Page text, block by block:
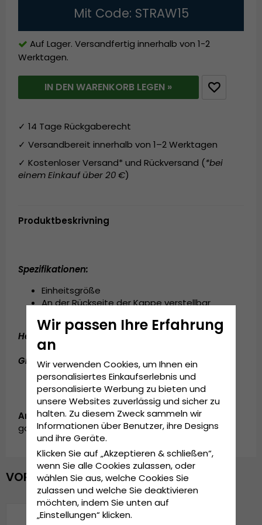
Mit Code: STRAW15
Auf Lager. Versandfertig innerhalb von 1-2
Werktagen.
IN DEN WARENKORB LEGEN »
✓ 14 Tage Rückgaberecht
✓ Versandbereit innerhalb von 1–2 Werktagen
✓ Kostenloser Versand* und Rückversand (*bei
einem Einkauf über 20 €)
Produktbeskrivning
Spezifikationen:
Einheitsgröße
An der Rückseite der Kappe verstellbar
Hergestellt aus:
Grösseninformationen:Einheitsgröße
Artikelnummer:
garda.truckercap.velvet.manhattanbridge.blk.MK1
VOR KURZEM ANGESEHEN
Wir passen Ihre Erfahrung
an
Wir verwenden Cookies, um Ihnen ein
personalisiertes Einkaufserlebnis und
personalisierte Werbung zu bieten und
unsere Websites zuverlässig und sicher zu
halten. Zu diesem Zweck sammeln wir
Informationen über Benutzer, ihre Designs
und ihre Geräte.
Klicken Sie auf „Akzeptieren & schließen“,
wenn Sie alle Cookies zulassen, oder
wählen Sie aus, welche Cookies Sie
zulassen und welche Sie deaktivieren
möchten, indem Sie unten auf
„Einstellungen“ klicken.